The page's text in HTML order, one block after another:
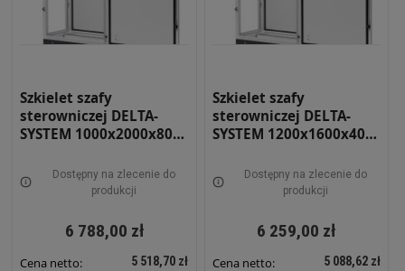
Szkielet szafy
sterowniczej DELTA-
SYSTEM 1000x2000x800
Dostępny na zlecenie do
produkcji
6 788,00 zł
Cena netto: 5 518,70 zł
Szkielet szafy
sterowniczej DELTA-
SYSTEM 1200x1600x400
Dostępny na zlecenie do
produkcji
6 259,00 zł
Cena netto: 5 088,62 zł